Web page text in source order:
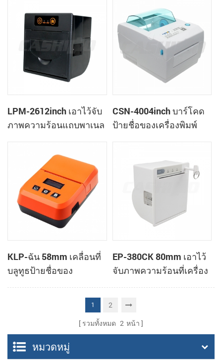
LPM-2612inch เอาไว้จับ
ภาพความร้อนแถบพาเนล
สนับสนุนเงินสดกล่อง
CSN-4004inch บาร์โคด
ป้ายชื่อของเครื่องพิมพ์
KLP-ฉัน 58mm เคลื่อนที่
บลูทูธป้ายชื่อของ
เครื่องพิมพ์
EP-380CK 80mm เอาไว้
จับภาพความร้อนที่เครื่อง
พิมพ์ด้วปิดล็อค
1 2
รวมทั้งหมด 2 หน้า
หมวดหมู่